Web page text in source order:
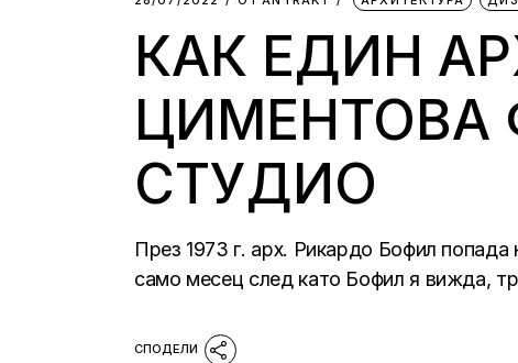
КАК ЕДИН
ЦИМЕНТОВА
СТУДИО
През 1973 г. арх. Рикардо Бофил
само месец след като Бофил я вижда,